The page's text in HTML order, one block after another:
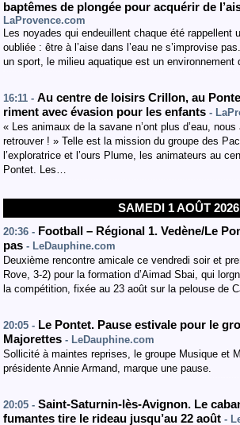
baptêmes de plongée pour acquérir de
LaProvence.com
Les noyades qui endeuillent chaque été rappellent
oubliée : être à l’aise dans l’eau ne s’improvise
un sport, le milieu aquatique est un environnement
16:11 - Au centre de loisirs Crillon, au
riment avec évasion pour les enfants -
« Les animaux de la savane n’ont plus d’eau,
retrouver ! » Telle est la mission du groupe des
l’exploratrice et l’ours Plume, les animateurs au
Pontet. Les…
SAMEDI 1 AOÛT 2026
20:36 - Football – Régional 1. Vedène/Le
pas - LeDauphine.com
Deuxième rencontre amicale ce vendredi soir et
Rove, 3-2) pour la formation d’Aimad Sbai, qui
la compétition, fixée au 23 août sur la pelouse de
20:05 - Le Pontet. Pause estivale pour le
Majorettes - LeDauphine.com
Sollicité à maintes reprises, le groupe Musique et
présidente Annie Armand, marque une pause.
20:05 - Saint-Saturnin-lès-Avignon. Le
fumantes tire le rideau jusqu’au 22 août -